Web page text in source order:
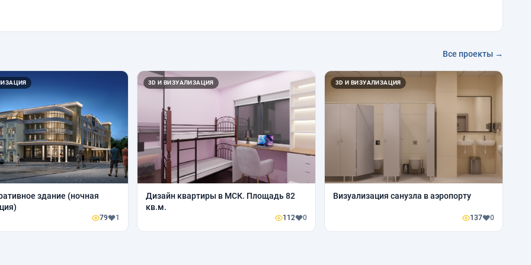
Все проекты →
здание (ночная
79 1
3D И ВИЗУАЛИЗАЦИЯ
Дизайн квартиры в МСК. Площадь 82
кв.м.
112 0
3D И ВИЗУАЛИЗАЦИЯ
Визуализация санузла в аэропорту
137 0